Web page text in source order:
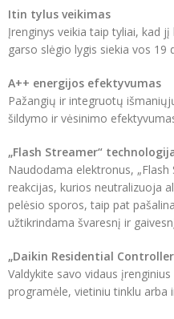
Itin tylus veikimas
Įrenginys veikia taip tyliai, kad
garso slėgio lygis siekia vos 19
A++ energijos efektyvumas
Pažangių ir integruotų
šildymo ir vėsinimo
„Flash Streamer“
Naudodama elektronus, „Flash
reakcijas, kurios neutralizuoja
pelėsio sporos, taip pat
užtikrindama švaresnį ir
„Daikin Residential
Valdykite savo vidaus
programėle, vietiniu tinklu arba